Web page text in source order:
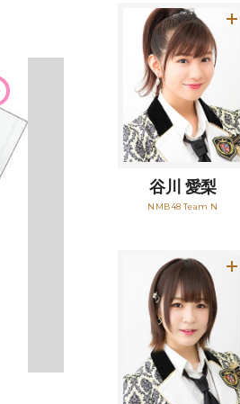
谷川 愛梨
NMB48 Team N